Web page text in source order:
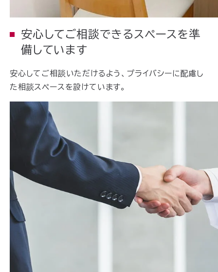
安心してご相談できるスペースを準
備しています
安心してご相談いただけるよう、プライバシーに配慮し
た相談スペースを設けています。